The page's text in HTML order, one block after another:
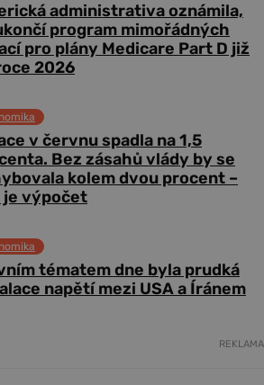
administrativa oznámila,
program mimořádných
pro plány Medicare Part D již
2026
v červnu spadla na 1,5
Bez zásahů vlády by se
kolem dvou procent –
je výpočet
tématem dne byla prudká
napětí mezi USA a Íránem
REKLAMA